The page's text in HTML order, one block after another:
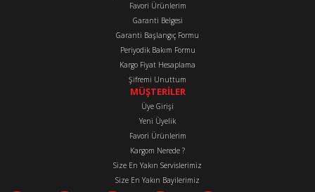
Gönder
Favori Ürünlerim
Garanti Belgesi
Garanti Başlangıç Formu
Periyodik Bakım Formu
Kargo Fiyat Hesaplama
Şifremi Unuttum
MÜŞTERİLER
Üye Girişi
Yeni Üyelik
Favori Ürünlerim
Kargom Nerede ?
Size En Yakın Servislerimiz
Size En Yakın Bayilerimiz